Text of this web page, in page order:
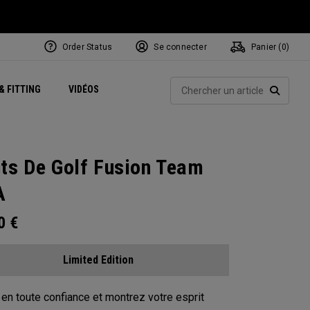
FITTING VIDÉOSExclusive Mavrik Complete Sets
Exclusivités - Balles de Golf
Juillet NEW Headwear
Women's Golf Balls
Exclusivités - Accessoires
Régionaux
Order Status Se connecter Panier ( 0)
De Golf Fusion Team
€
Limited Edition
toute confiance et montrez votre esprit